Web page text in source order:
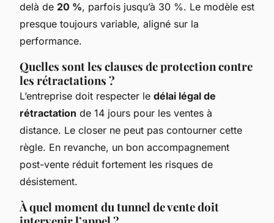
delà de 20 %, parfois jusqu’à 30 %. Le modèle est
presque toujours variable, aligné sur la
performance.
Quelles sont les clauses de protection contre
les rétractations ?
L’entreprise doit respecter le délai légal de
rétractation de 14 jours pour les ventes à
distance. Le closer ne peut pas contourner cette
règle. En revanche, un bon accompagnement
post-vente réduit fortement les risques de
désistement.
À quel moment du tunnel de vente doit